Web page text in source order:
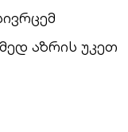
აზრის უკეთ